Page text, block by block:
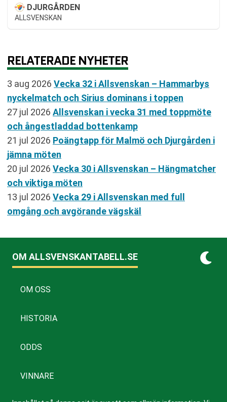
DJURGÅRDEN
ALLSVENSKAN
RELATERADE NYHETER
3 aug 2026 Vecka 32 i Allsvenskan – Hammarbys
nyckelmatch och Sirius dominans i toppen
27 jul 2026 Allsvenskan i vecka 31 med toppmöte
och ångestladdad bottenkamp
21 jul 2026 Poängtapp för Malmö och Djurgården i
jämna möten
20 jul 2026 Vecka 30 i Allsvenskan – Hängmatcher
och viktiga möten
13 jul 2026 Vecka 29 i Allsvenskan med full
omgång och avgörande vägskäl
OM ALLSVENSKANTABELL.SE
OM OSS
HISTORIA
ODDS
VINNARE